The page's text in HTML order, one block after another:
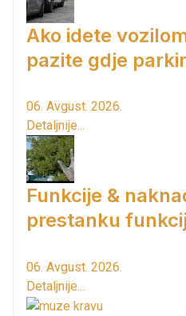
Ako idete
pazite gdje
06. Avgust. 2026.
Detaljnije...
Funkcije &
prestanku
06. Avgust. 2026.
Detaljnije...